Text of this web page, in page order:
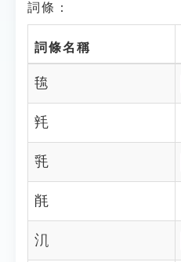
詞條：
詞條名稱
㲙
㲔
㲕
㲖
㲗